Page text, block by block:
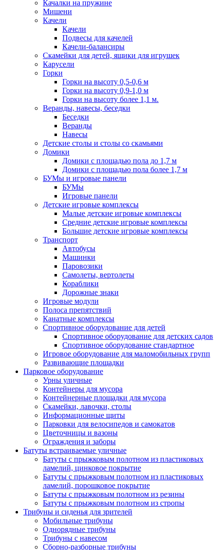
Качалки на пружине
Мишени
Качели
Качели
Подвесы для качелей
Качели-балансиры
Скамейки для детей, ящики для игрушек
Карусели
Горки
Горки на высоту 0,5-0,6 м
Горки на высоту 0,9-1,0 м
Горки на высоту более 1,1 м.
Веранды, навесы, беседки
Беседки
Веранды
Навесы
Детские столы и столы со скамьями
Домики
Домики с площадью пола до 1,7 м
Домики с площадью пола более 1,7 м
БУМы и игровые панели
БУМы
Игровые панели
Детские игровые комплексы
Малые детские игровые комплексы
Средние детские игровые комплексы
Большие детские игровые комплексы
Транспорт
Автобусы
Машинки
Паровозики
Самолеты, вертолеты
Кораблики
Дорожные знаки
Игровые модули
Полоса препятствий
Канатные комплексы
Спортивное оборудование для детей
Спортивное оборудование для детских садов
Спортивное оборудование стандартное
Игровое оборудование для маломобильных групп
Развивающие площадки
Парковое оборудование
Урны уличные
Контейнеры для мусора
Контейнерные площадки для мусора
Скамейки, лавочки, столы
Информационные щиты
Парковки для велосипедов и самокатов
Цветочницы и вазоны
Ограждения и заборы
Батуты встраиваемые уличные
Батуты с прыжковым полотном из пластиковых
ламелий, цинковое покрытие
Батуты с прыжковым полотном из пластиковых
ламелий, порошковое покрытие
Батуты с прыжковым полотном из резины
Батуты с прыжковым полотном из стропы
Трибуны и сиденья для зрителей
Мобильные трибуны
Однорядные трибуны
Трибуны с навесом
Сборно-разборные трибуны